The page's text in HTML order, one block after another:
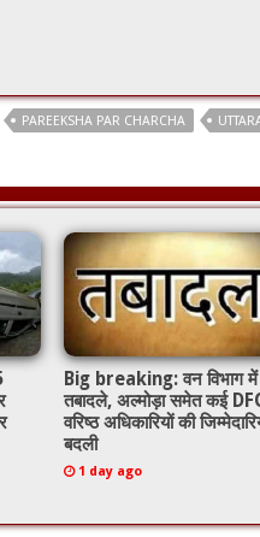
PAREEKSHA PAR CHARCHA
Big breaking: वन विभाग में
तबादले, अल्मोड़ा समेत कई
वरिष्ठ अधिकारियों की
बदली
1 day ago